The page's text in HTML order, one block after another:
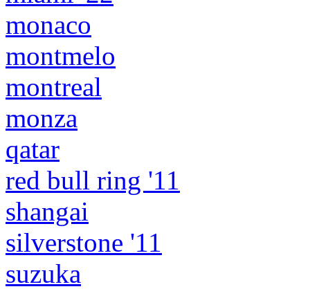
monaco
montmelo
montreal
monza
qatar
red bull ring '11
shangai
silverstone '11
suzuka